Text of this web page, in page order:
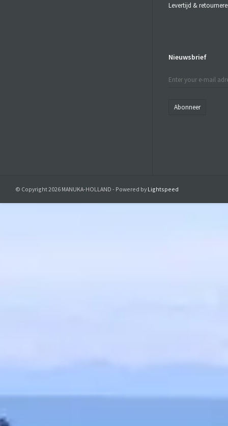
Levertijd &
Nieuwsbrief
Abonneer
© Copyright 2026 MANUKA-HOLLAND - Powered by Lightspeed